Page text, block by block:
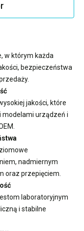
w którym każda
bezpieczeństwa
jakości, które
modelami urządzeń i
nadmiernym
oraz przepięciem.
laboratoryjnym
i stabilne